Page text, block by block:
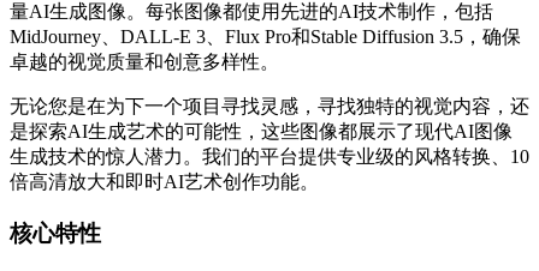
量AI生成图像。每张图像都使用先进的AI技术制作，包括
MidJourney、DALL-E 3、Flux Pro和Stable Diffusion 3.5，确保
卓越的视觉质量和创意多样性。
无论您是在为下一个项目寻找灵感，寻找独特的视觉内容，还
是探索AI生成艺术的可能性，这些图像都展示了现代AI图像
生成技术的惊人潜力。我们的平台提供专业级的风格转换、10
倍高清放大和即时AI艺术创作功能。
核心特性